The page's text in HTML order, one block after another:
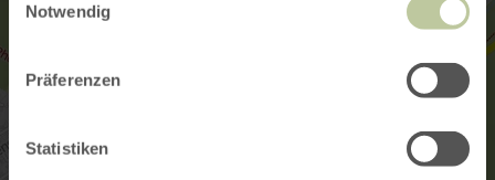
Notwendig
Präferenzen
Statistiken